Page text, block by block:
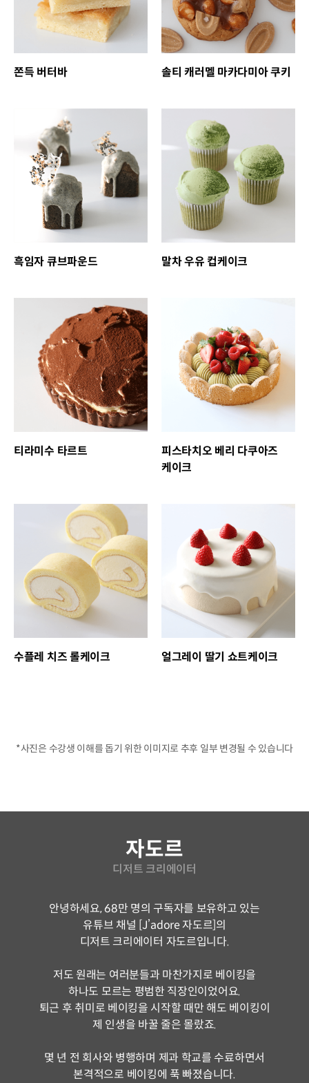
쫀득 버터바 솔티 캐러멜 마카다미아 쿠키
흑임자 큐브파운드 말차 우유 컵케이크
티라미수 타르트
피스타치오 베리 다쿠아즈
케이크
수플레 치즈 롤케이크 얼그레이 딸기 쇼트케이크
*사진은 수강생 이해를 돕기 위한 이미지로 추후 일부 변경될 수 있습니다
자도르
디저트 크리에이터
안녕하세요, 68만 명의 구독자를 보유하고 있는
유튜브 채널 [J’adore 자도르]의
디저트 크리에이터 자도르입니다.
저도 원래는 여러분들과 마찬가지로 베이킹을
하나도 모르는 평범한 직장인이었어요.
퇴근 후 취미로 베이킹을 시작할 때만 해도 베이킹이
제 인생을 바꿀 줄은 몰랐죠.
몇 년 전 회사와 병행하며 제과 학교를 수료하면서
본격적으로 베이킹에 푹 빠졌습니다.